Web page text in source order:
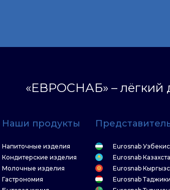
«ЕВРОСНАБ» – лёгкий
Наши продукты
Напиточные изделия
Кондитерские изделия
Молочные изделия
Гастрономия
Eurosnab
Eurosnab
Eurosnab
Eurosnab